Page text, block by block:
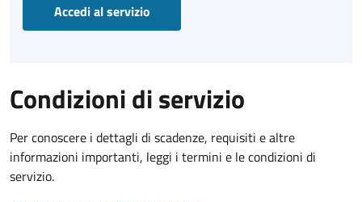
Accedi al servizio
Condizioni di servizio
Per conoscere i dettagli di scadenze, requisiti e altre
informazioni importanti, leggi i termini e le condizioni di
servizio.